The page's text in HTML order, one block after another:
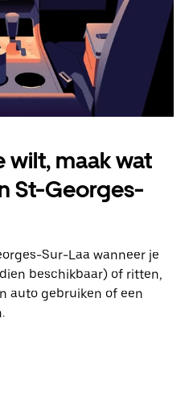
wilt, maak wat
St-Georges-
Sur-Laa wanneer je
beschikbaar) of ritten,
auto gebruiken of een